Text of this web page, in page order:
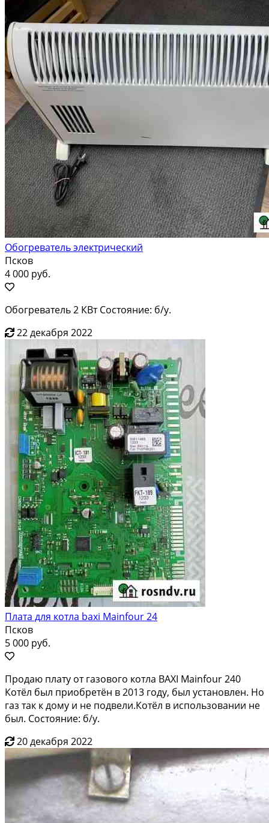
Обогреватель электрический
Псков
4 000 руб.
Обогреватель 2 КВт Состояние: б/у.
22 декабря 2022
Плата для котла baxi Mainfour 24
Псков
5 000 руб.
Продаю плату от газового котла BAXI Mainfour 240
Котёл был приобретён в 2013 году, был установлен. Но
газ так к дому и не подвели.Котёл в использовании не
был. Состояние: б/у.
20 декабря 2022